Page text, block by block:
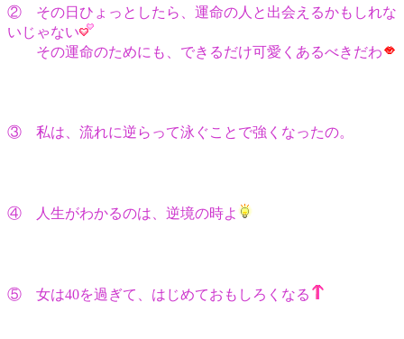
② その日ひょっとしたら、運命の人と出会えるかもしれな
いじゃない
その運命のためにも、できるだけ可愛くあるべきだわ
③ 私は、流れに逆らって泳ぐことで強くなったの。
④ 人生がわかるのは、逆境の時よ
⑤ 女は40を過ぎて、はじめておもしろくなる